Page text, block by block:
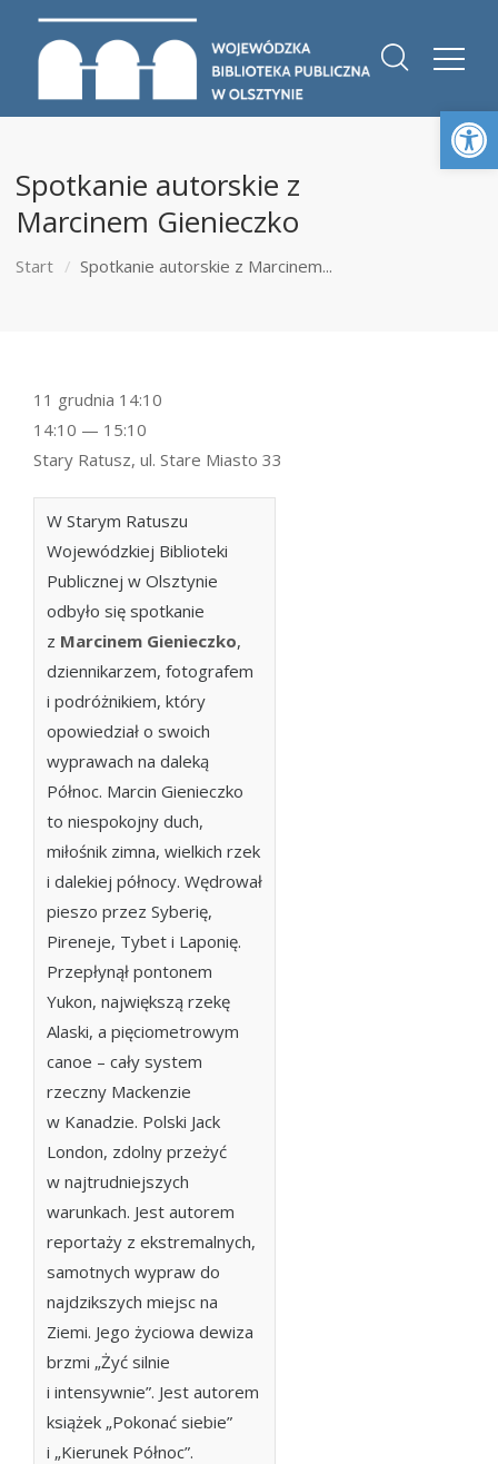
Spotkanie autorskie z
Marcinem Gienieczko
Start Spotkanie autorskie z Marcinem...
W Starym Ratuszu
Wojewódzkiej Biblioteki
Publicznej w Olsztynie
odbyło się spotkanie
z Marcinem Gienieczko,
dziennikarzem, fotografem
i podróżnikiem, który
opowiedział o swoich
wyprawach na daleką
Północ. Marcin Gienieczko
to niespokojny duch,
miłośnik zimna, wielkich rzek
i dalekiej północy. Wędrował
pieszo przez Syberię,
Pireneje, Tybet i Laponię.
Przepłynął pontonem
Yukon, największą rzekę
Alaski, a pięciometrowym
canoe – cały system
rzeczny Mackenzie
w Kanadzie. Polski Jack
London, zdolny przeżyć
w najtrudniejszych
warunkach. Jest autorem
reportaży z ekstremalnych,
samotnych wypraw do
najdzikszych miejsc na
Ziemi. Jego życiowa dewiza
brzmi „Żyć silnie
i intensywnie”. Jest autorem
książek „Pokonać siebie”
i „Kierunek Północ”.
11 grudnia 14:10
14:10 — 15:10
Stary Ratusz, ul. Stare Miasto 33